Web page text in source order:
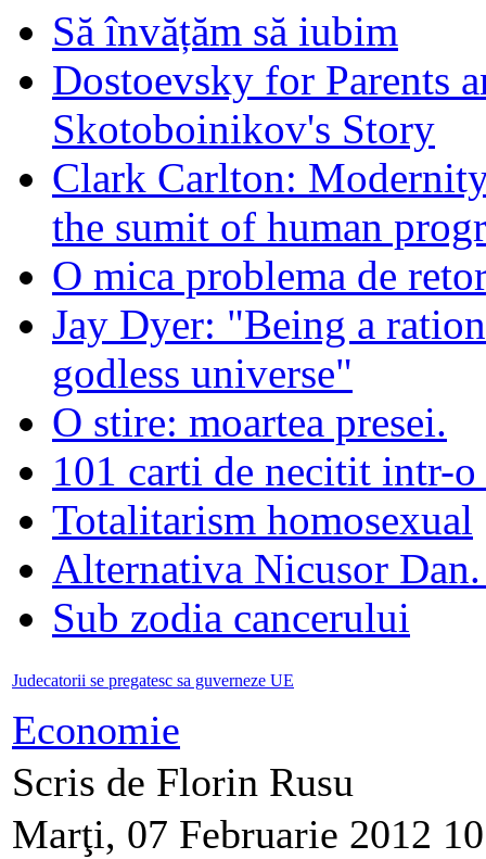
Să învățăm să iubim
Dostoevsky for Parents
Skotoboinikov's Story
Clark Carlton:
the sumit of human
O mica problema de
Jay Dyer: "Being a
godless universe"
O stire: moartea presei.
101 carti de necitit intr-
Totalitarism homosexual
Alternativa Nicusor
Sub zodia cancerului
Judecatorii se pregatesc sa guverneze UE
Economie
Scris de Florin Rusu
Marţi, 07 Februarie 2012